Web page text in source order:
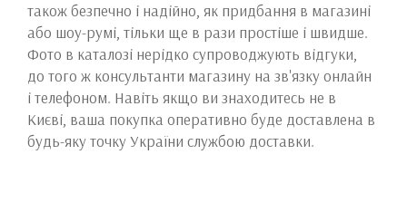
також безпечно і надійно, як придбання в магазині
або шоу-румі, тільки ще в рази простіше і швидше.
Фото в каталозі нерідко супроводжують відгуки,
до того ж консультанти магазину на зв'язку онлайн
і телефоном. Навіть якщо ви знаходитесь не в
Києві, ваша покупка оперативно буде доставлена ​​в
будь-яку точку України службою доставки.